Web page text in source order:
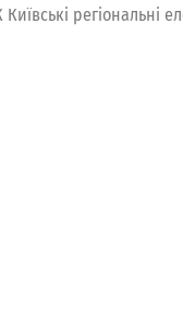
регіональні